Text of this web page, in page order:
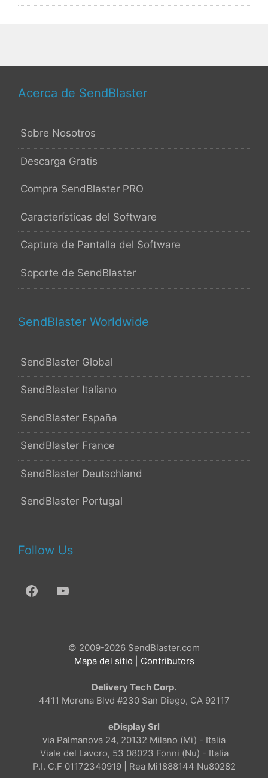
Acerca de SendBlaster
Sobre Nosotros
Descarga Gratis
Compra SendBlaster PRO
Características del Software
Captura de Pantalla del Software
Soporte de SendBlaster
SendBlaster Worldwide
SendBlaster Global
SendBlaster Italiano
SendBlaster España
SendBlaster France
SendBlaster Deutschland
SendBlaster Portugal
Follow Us
© 2009-2026 SendBlaster.com
Mapa del sitio
Contributors
Delivery Tech Corp.
4411 Morena Blvd #230 San Diego, CA 92117
eDisplay Srl
via Palmanova 24, 20132 Milano (Mi) - Italia
Viale del Lavoro, 53 08023 Fonni (Nu) - Italia
P.I. C.F 01172340919 | Rea Mi1888144 Nu80282